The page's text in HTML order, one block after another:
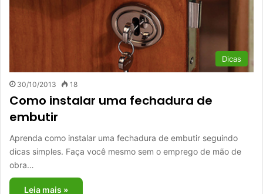
Dicas
30/10/2013 18
Como instalar uma fechadura de
embutir
Aprenda como instalar uma fechadura de embutir seguindo
dicas simples. Faça você mesmo sem o emprego de mão de
obra…
Leia mais »